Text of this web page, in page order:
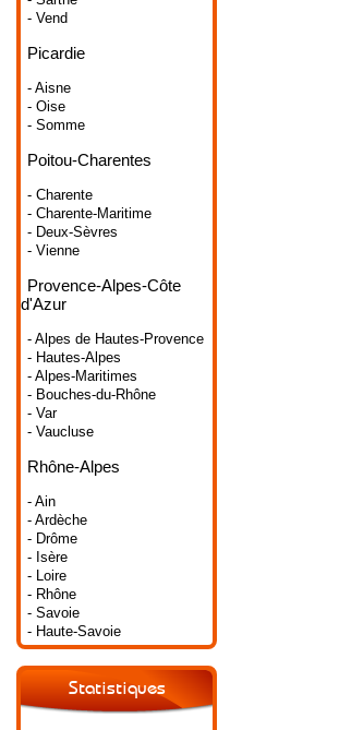
- Vend
Picardie
- Aisne
- Oise
- Somme
Poitou-Charentes
- Charente
- Charente-Maritime
- Deux-Sèvres
- Vienne
Provence-Alpes-Côte
d'Azur
- Alpes de Hautes-Provence
- Hautes-Alpes
- Alpes-Maritimes
- Bouches-du-Rhône
- Var
- Vaucluse
Rhône-Alpes
- Ain
- Ardèche
- Drôme
- Isère
- Loire
- Rhône
- Savoie
- Haute-Savoie
Statistiques